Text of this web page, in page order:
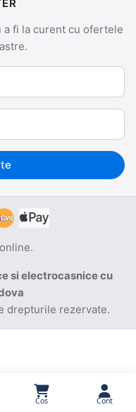
Coș Cont
fi la curent cu ofertele
si electrocasnice cu
drepturile rezervate.